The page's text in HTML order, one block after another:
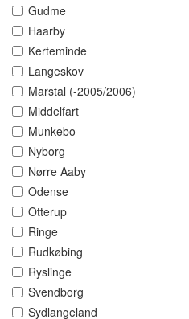
Gudme
Haarby
Kerteminde
Langeskov
Marstal (-2005/2006)
Middelfart
Munkebo
Nyborg
Nørre Aaby
Odense
Otterup
Ringe
Rudkøbing
Ryslinge
Svendborg
Sydlangeland